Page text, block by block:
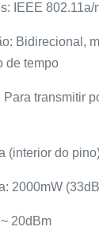
IEEE 802.11a/
Bidirecional,
de tempo
Para transmitir
(interior do
2000mW
20dBm